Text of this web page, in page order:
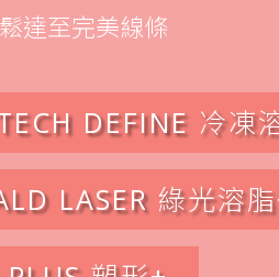
達至完美線條
DEFINE 冷凍
LASER 綠光溶脂